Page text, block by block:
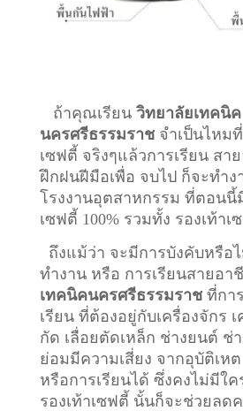
ถ้าคุณเรียน วิทยาลัยเทคนิค
นครศรีธรรมราชจำเป็นไหมที่
เซฟตี้ จริงๆแล้วการเรียน สา
ฝึกฝนฝีมือเพื่อ จบไป ก็จะทำง
โรงงานอุตสาหกรรม ที่ตอนนี้
เซฟตี้ 100% รวมทั้ง รองเท้าเ
ถึงแม้ว่า จะมีการบังคับหรือ
ทำงาน หรือ การเรียนสายอา
เทคนิคนครศรีธรรมราชที่กา
เรียน ที่ต้องอยู่กับเครื่องจักร เ
กัด เลื่อยตัดเหล็ก ช่างยนต์ ช่
ย่อมมีความเสี่ยง จากอุบัติเห
หรือการเรียนได้ ซึ่งคงไม่มีใ
รองเท้าเซฟตี้ นั้นก็จะช่วยลด